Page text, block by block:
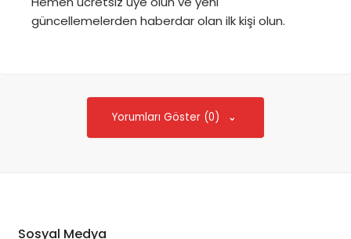
güncellemelerden haberdar olan ilk kişi olun.
Yorumları Göster (0)
Sosyal Medya